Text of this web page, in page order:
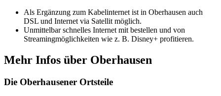
Als Ergänzung zum Kabelinternet ist in Oberhausen auch
DSL und Internet via Satellit möglich.
Unmittelbar schnelles Internet mit bestellen und von
Streamingmöglichkeiten wie z. B. Disney+ profitieren.
Mehr Infos über Oberhausen
Die Oberhausener Ortsteile